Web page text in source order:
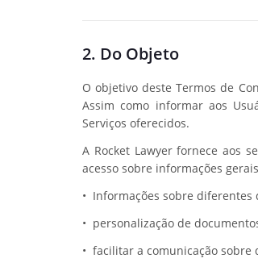
2. Do Objeto
O objetivo deste Termos de
Assim como informar aos
Serviços oferecidos.
A Rocket Lawyer fornece aos
acesso sobre informações
• Informações sobre diferentes
• personalização de
• facilitar a comunicação sobre